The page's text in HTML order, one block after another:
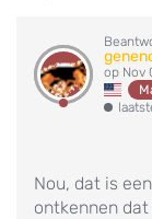
op Nov
Nou, dat is
ontkennen